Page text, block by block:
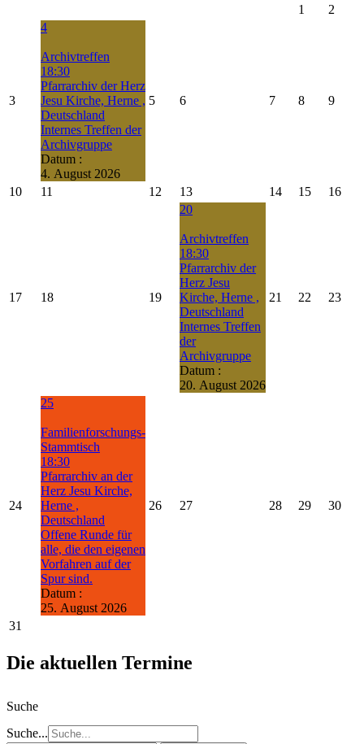
1
2
3
4
Archivtreffen
18:30
Pfarrarchiv der Herz
Jesu Kirche, Herne ,
Deutschland
Internes Treffen der
Archivgruppe
Datum :
4. August 2026
5 6 7 8 9
10 11 12 13 14 15 16
17 18 19
20
Archivtreffen
18:30
Pfarrarchiv der
Herz Jesu
Kirche, Herne ,
Deutschland
Internes Treffen
der
Archivgruppe
Datum :
20. August 2026
21 22 23
24
25
Familienforschungs-
Stammtisch
18:30
Pfarrarchiv an der
Herz Jesu Kirche,
Herne ,
Deutschland
Offene Runde für
alle, die den eigenen
Vorfahren auf der
Spur sind.
Datum :
25. August 2026
26 27 28 29 30
31
Die aktuellen Termine
Suche
Suche...